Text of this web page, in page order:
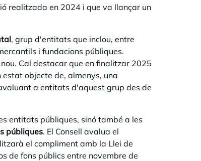
realitzada en 2024 i que va llançar un
, grup d'entitats que inclou, entre
i fundacions públiques.
Cal destacar que en finalitzar 2025
objecte de, almenys, una
a entitats d'aquest grup des de
entitats públiques, sinó també a les
públiques. El Consell avalua el
el compliment amb la Llei de
de fons públics entre novembre de